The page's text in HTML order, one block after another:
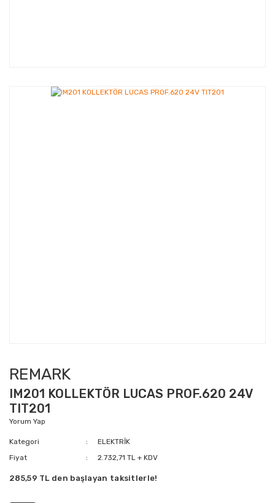
REMARK
IM201 KOLLEKTÖR LUCAS PROF.620 24V
TIT201
Yorum Yap
Kategori
ELEKTRİK
Fiyat
2.732,71 TL + KDV
285,59 TL den başlayan taksitlerle!